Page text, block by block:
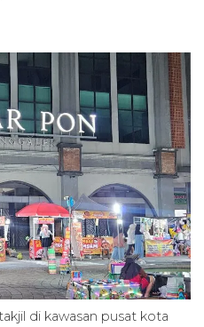
di kawasan pusat kota